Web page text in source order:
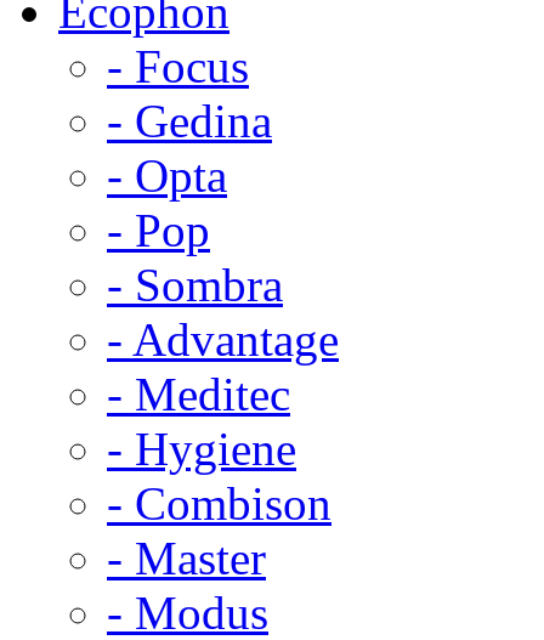
Ecophon
- Focus
- Gedina
- Opta
- Pop
- Sombra
- Advantage
- Meditec
- Hygiene
- Combison
- Master
- Modus